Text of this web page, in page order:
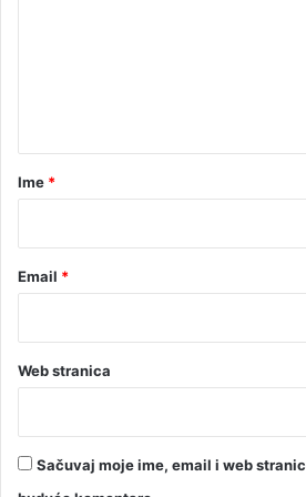
rIme *
Email *
Web stranica
Sačuvaj moje ime, email i web